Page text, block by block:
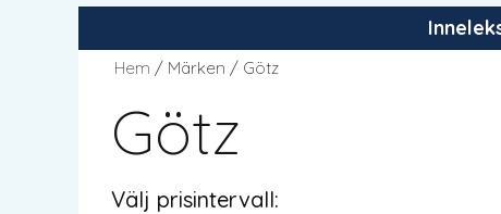
Hem / Märken / Götz
Götz
Välj prisintervall: